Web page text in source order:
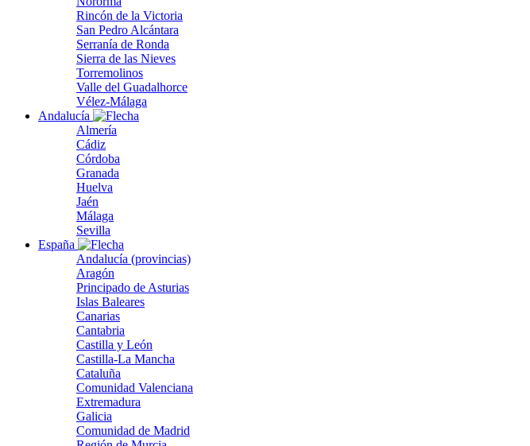
Rincón de la Victoria
San Pedro Alcántara
Serranía de Ronda
Sierra de las Nieves
Torremolinos
Valle del Guadalhorce
Vélez-Málaga
Andalucía
Almería
Cádiz
Córdoba
Granada
Huelva
Jaén
Málaga
Sevilla
España
Andalucía (provincias)
Aragón
Principado de Asturias
Islas Baleares
Canarias
Cantabria
Castilla y León
Castilla-La Mancha
Cataluña
Comunidad Valenciana
Extremadura
Galicia
Comunidad de Madrid